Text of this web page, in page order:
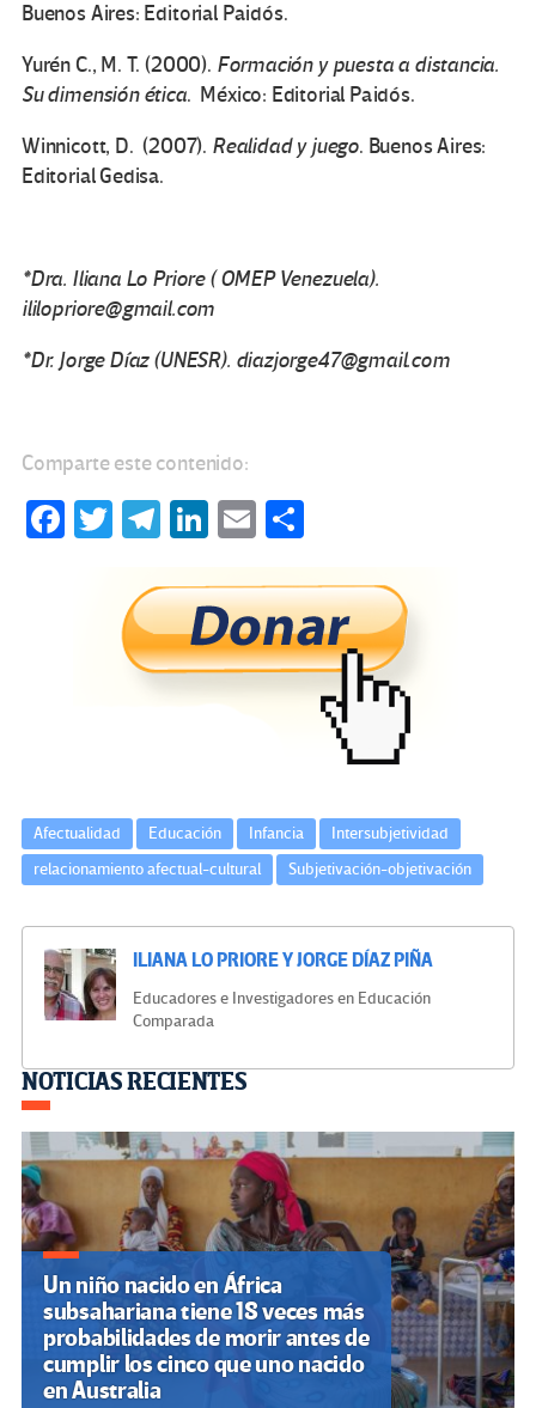
Buenos Aires: Editorial Paidós.
Yurén C., M. T. (2000). Formación y puesta a distancia.
Su dimensión ética. México: Editorial Paidós.
Winnicott, D. (2007). Realidad y juego. Buenos Aires:
Editorial Gedisa.
*Dra. Iliana Lo Priore ( OMEP Venezuela).
ililopriore@gmail.com
*Dr. Jorge Díaz (UNESR). diazjorge47@gmail.com
Comparte este contenido:
Fa T
tt
er
Te
gr
a
m
Li
ke
dI
n
E
ail m
p
ar
tir
Afectualidad Educación Infancia
Intersubjetividad
relacionamiento afectual-cultural
Subjetivación-objetivación
ILIANA LO PRIORE Y JORGE DÍAZ PIÑA
Educadores e Investigadores en Educación
Comparada
Navegación
de
entradas
NOTICIAS RECIENTES
Un niño nacido en África
subsahariana tiene 18 veces más
probabilidades de morir antes de
cumplir los cinco que uno nacido
en Australia